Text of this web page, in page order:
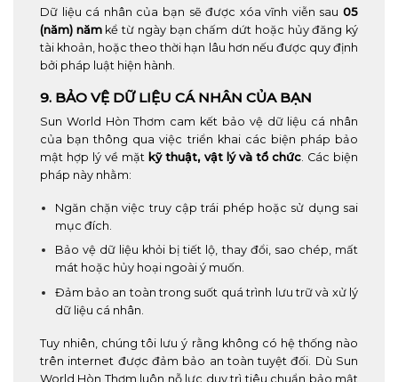
Dữ liệu cá nhân của bạn sẽ được xóa vĩnh viễn sau 05
(năm) nămkể từ ngày bạn chấm dứt hoặc hủy đăng ký
tài khoản, hoặc theo thời hạn lâu hơn nếu được quy định
bởi pháp luật hiện hành.
9. BẢO VỆ DỮ LIỆU CÁ NHÂN CỦA BẠN
Sun World Hòn Thơm cam kết bảo vệ dữ liệu cá nhân
của bạn thông qua việc triển khai các biện pháp bảo
mật hợp lý về mặt kỹ thuật, vật lý và tổ chức. Các biện
pháp này nhằm:
Ngăn chặn việc truy cập trái phép hoặc sử dụng sai
mục đích.
Bảo vệ dữ liệu khỏi bị tiết lộ, thay đổi, sao chép, mất
mát hoặc hủy hoại ngoài ý muốn.
Đảm bảo an toàn trong suốt quá trình lưu trữ và xử lý
dữ liệu cá nhân.
Tuy nhiên, chúng tôi lưu ý rằng không có hệ thống nào
trên internet được đảm bảo an toàn tuyệt đối. Dù Sun
World Hòn Thơm luôn nỗ lực duy trì tiêu chuẩn bảo mật